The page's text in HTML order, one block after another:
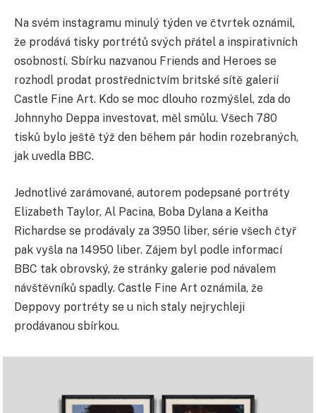
Na svém instagramu minulý týden ve čtvrtek oznámil,
že prodává tisky portrétů svých přátel a inspirativních
osobností. Sbírku nazvanou Friends and Heroes se
rozhodl prodat prostřednictvím britské sítě galerií
Castle Fine Art. Kdo se moc dlouho rozmýšlel, zda do
Johnnyho Deppa investovat, měl smůlu. Všech 780
tisků bylo ještě týž den během pár hodin rozebraných,
jak uvedla BBC.
Jednotlivé zarámované, autorem podepsané portréty
Elizabeth Taylor, Al Pacina, Boba Dylana a Keitha
Richardse se prodávaly za 3950 liber, série všech čtyř
pak vyšla na 14950 liber. Zájem byl podle informací
BBC tak obrovský, že stránky galerie pod návalem
návštěvníků spadly. Castle Fine Art oznámila, že
Deppovy portréty se u nich staly nejrychleji
prodávanou sbírkou.